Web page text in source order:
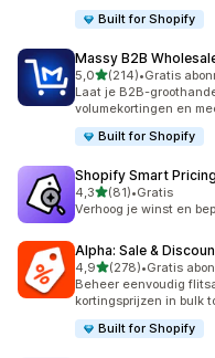
Built for Shopify
Massy B2B
5,0van 5 sterren
(214)
214 recensies in totaal
•Gratis
Laat je B2B-
volumekortingen en
Built for Shopify
Shopify Smart Pricing
4,3van 5 sterren
(81)
81 recensies in totaal
•Gratis
Verhoog je winst en
Alpha: Sale &
4,9van 5 sterren
(278)
278 recensies in totaal
•Gratis
Beheer eenvoudig
kortingsprijzen in bulk
Built for Shopify